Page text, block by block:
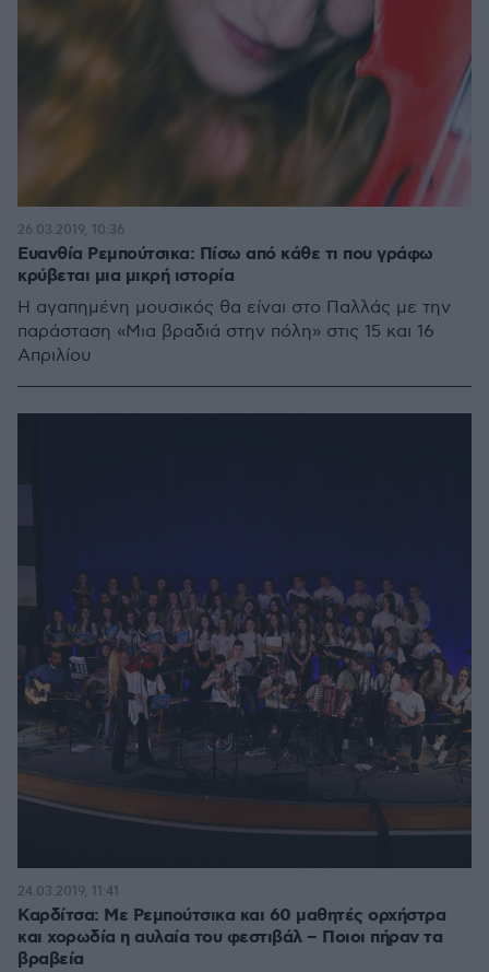
Ευανθία Ρεμπούτσικα: Πίσω από κάθε τι που γράφω
κρύβεται μια μικρή ιστορία
Η αγαπημένη μουσικός θα είναι στο Παλλάς με την
παράσταση «Μια βραδιά στην πόλη» στις 15 και 16
Απριλίου
26.03.2019, 10:36
Καρδίτσα: Με Ρεμπούτσικα και 60 μαθητές ορχήστρα
και χορωδία η αυλαία του φεστιβάλ – Ποιοι πήραν τα
βραβεία
24.03.2019, 11:41